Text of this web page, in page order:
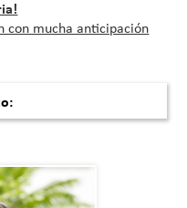
con mucha anticipación